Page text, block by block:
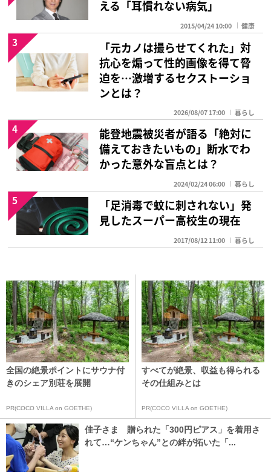
える「耳慣れない病気」
2015/04/24 10:00 健康
「元カノは撮らせてくれた」対
抗心を煽って性的画像を得て脅
迫を…激増するセクストーショ
ンとは？
2026/08/07 17:00 暮らし
3
能登地震被災者が語る「絶対に
備えておきたいもの」断水でわ
かった意外な盲点とは？
2024/02/24 06:00 暮らし
4
「足消毒で蚊に刺されない」発
見したスーパー高校生の現在
2017/08/12 11:00 暮らし
5
全国の絶景ポイントにサウナ付
きのシェア別荘を展開
PR(COCO VILLA on GOETHE)
すべてが絶景、収益も得られる
その仕組みとは
PR(COCO VILLA on GOETHE)
佳子さま 贈られた「300円ピアス」を着用さ
れて…“ケンちゃん”との絆が拓いた「...